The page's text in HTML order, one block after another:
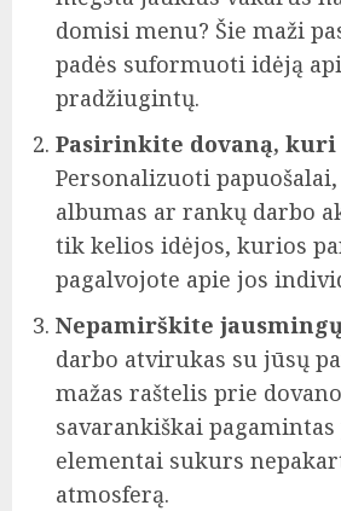
domisi menu? Šie maži
padės suformuoti idėją
pradžiugintų.
Pasirinkite dovaną,
Personalizuoti
albumas ar rankų darbo
tik kelios idėjos, kurios
pagalvojote apie jos
Nepamirškite
darbo atvirukas su jūsų
mažas raštelis prie
savarankiškai pagamintas
elementai sukurs
atmosferą.